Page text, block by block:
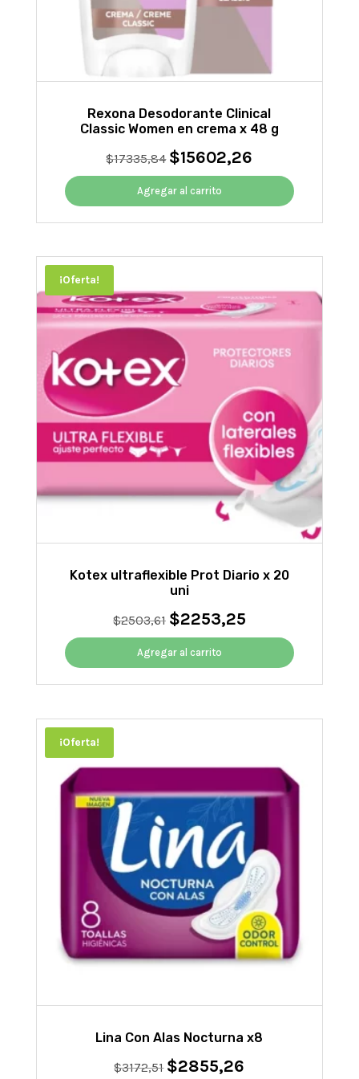
Rexona Desodorante Clinical
Classic Women en crema x 48 g
$17335,84 El
precio
original
era:
$17335,84.
$15602,26
precio
es:
$15602,26.
Agregar al carrito
¡Oferta!
Kotex ultraflexible Prot Diario x 20
uni
$2503,61 El
precio
original
era:
$2503,61.
$2253,25El
precio
es:
$2253,25.
Agregar al carrito
¡Oferta!
Lina Con Alas Nocturna x8
$3172,51 El
$2855,26